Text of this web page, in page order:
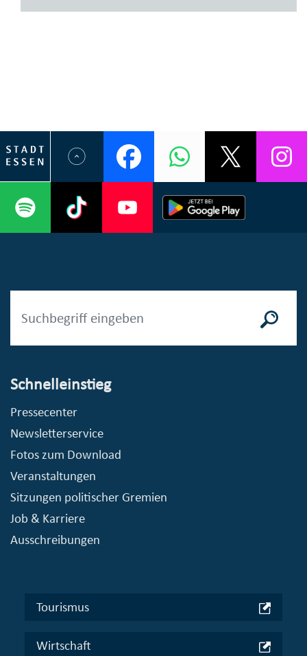
Schnelleinstieg
Pressecenter
Newsletterservice
Fotos zum Download
Veranstaltungen
Sitzungen politischer Gremien
Job & Karriere
Ausschreibungen
Tourismus
Wirtschaft